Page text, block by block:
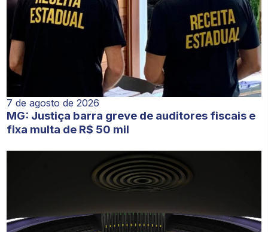
7 de agosto de 2026
MG: Justiça barra greve de auditores fiscais e
fixa multa de R$ 50 mil